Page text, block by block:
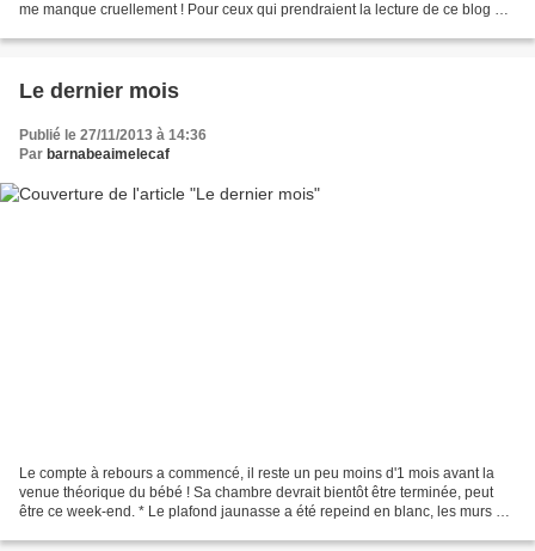
me manque cruellement ! Pour ceux qui prendraient la lecture de ce blog en
Le dernier mois
Publié le 27/11/2013 à 14:36
Par barnabeaimelecaf
Le compte à rebours a commencé, il reste un peu moins d'1 mois avant la
venue théorique du bébé ! Sa chambre devrait bientôt être terminée, peut
être ce week-end. * Le plafond jaunasse a été repeind en blanc, les murs ont